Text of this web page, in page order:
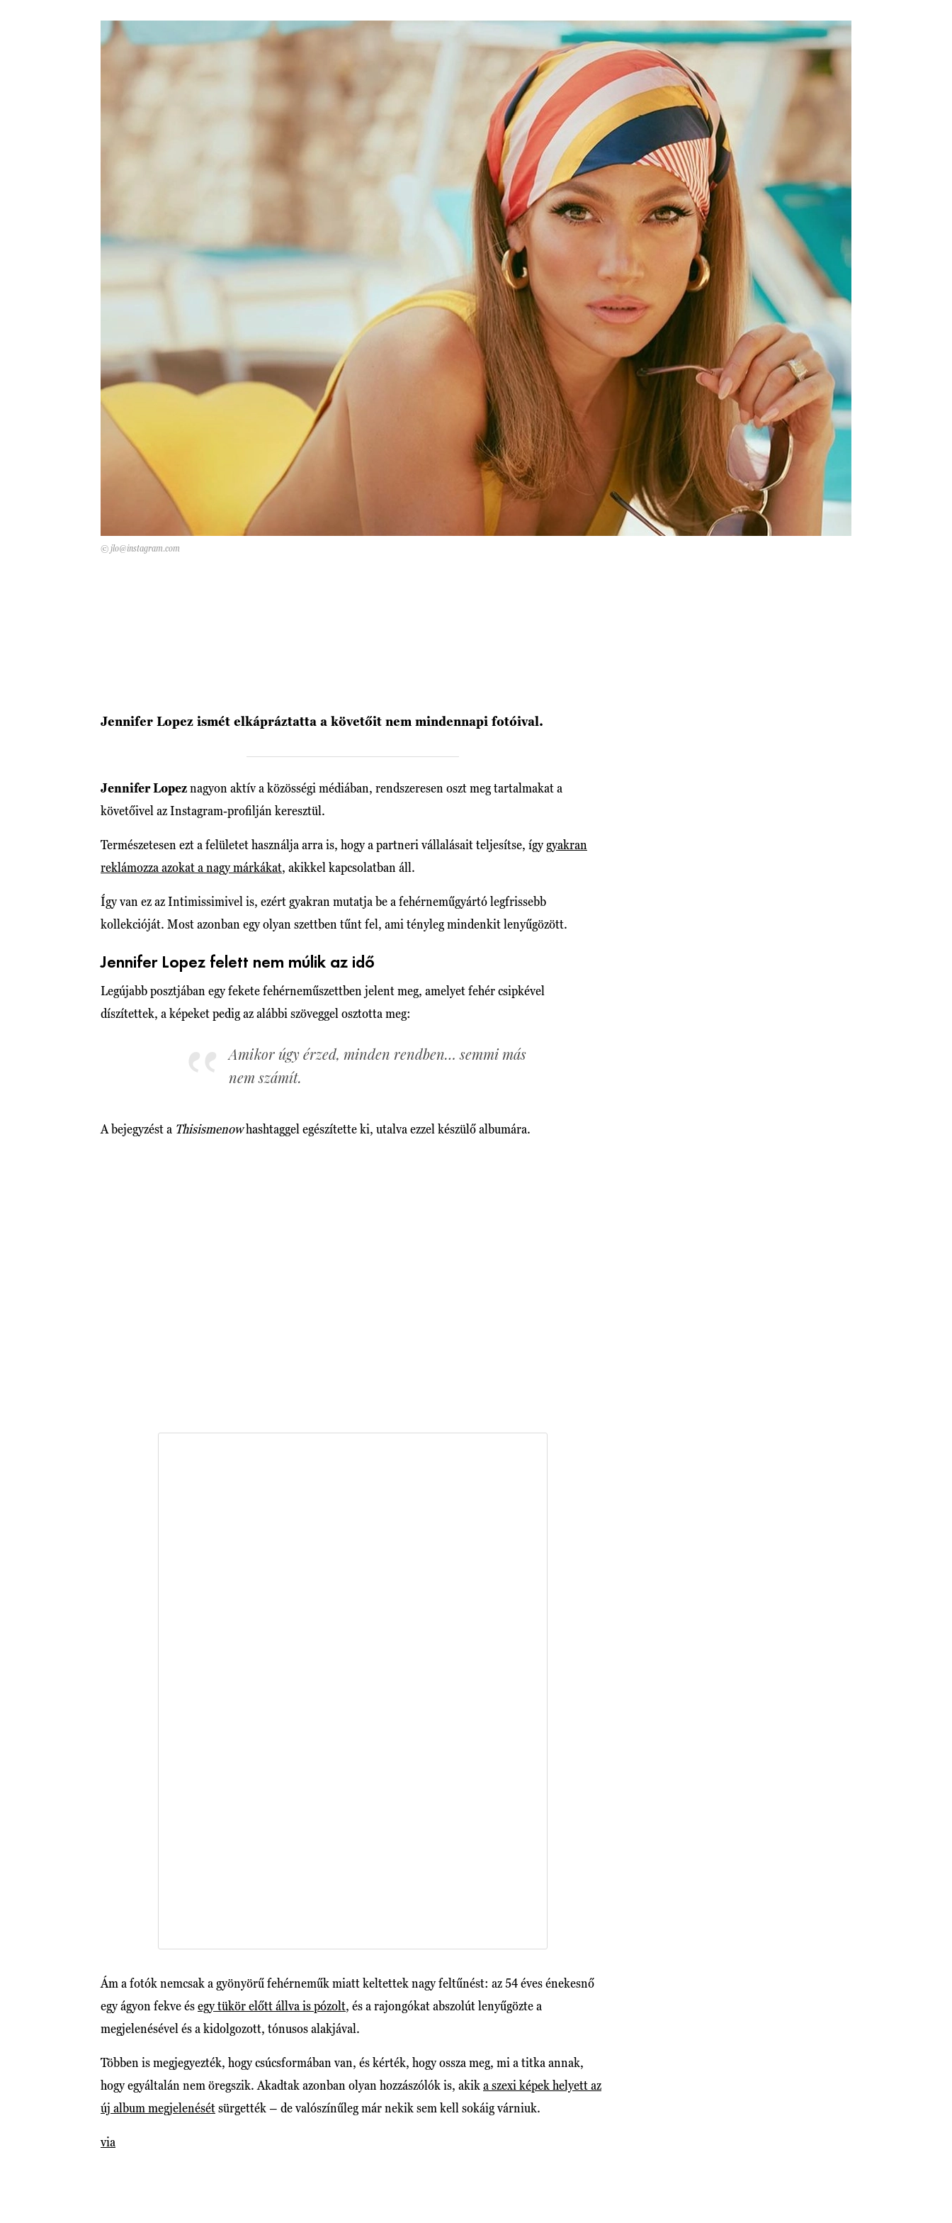
© jlo@instagram.com
Jennifer Lopez ismét elkápráztatta a követőit nem mindennapi fotóival.
Jennifer Lopeznagyon aktív a közösségi médiában, rendszeresen oszt meg tartalmakat a
követőivel az Instagram-profilján keresztül.
Természetesen ezt a felületet használja arra is, hogy a partneri vállalásait teljesítse, így gyakran
reklámozza azokat a nagy márkákat, akikkel kapcsolatban áll.
Így van ez az Intimissimivel is, ezért gyakran mutatja be a fehérneműgyártó legfrissebb
kollekcióját. Most azonban egy olyan szettben tűnt fel, ami tényleg mindenkit lenyűgözött.
Jennifer Lopez felett nem múlik az idő
Legújabb posztjában egy fekete fehérneműszettben jelent meg, amelyet fehér csipkével
díszítettek, a képeket pedig az alábbi szöveggel osztotta meg:
Amikor úgy érzed, minden rendben… semmi más
nem számít.
A bejegyzést a Thisismenowhashtaggel egészítette ki, utalva ezzel készülő albumára.
Ám a fotók nemcsak a gyönyörű fehérneműk miatt keltettek nagy feltűnést: az 54 éves énekesnő
egy ágyon fekve ésegy tükör előtt állva is pózolt, és a rajongókat abszolút lenyűgözte a
megjelenésével és a kidolgozott, tónusos alakjával.
Többen is megjegyezték, hogy csúcsformában van, és kérték, hogy ossza meg, mi a titka annak,
hogy egyáltalán nem öregszik. Akadtak azonban olyan hozzászólók is, akika szexi képek helyett az
új album megjelenésétsürgették – de valószínűleg már nekik sem kell sokáig várniuk.
via